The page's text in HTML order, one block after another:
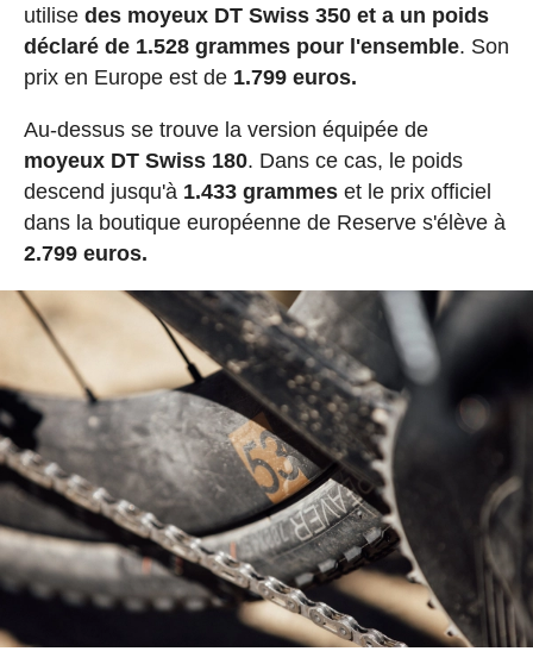
utilise des moyeux DT Swiss 350 et a un poids
déclaré de 1.528 grammes pour l'ensemble. Son
prix en Europe est de 1.799 euros.
Au-dessus se trouve la version équipée de
moyeux DT Swiss 180. Dans ce cas, le poids
descend jusqu'à 1.433 grammeset le prix officiel
dans la boutique européenne de Reserve s'élève à
2.799 euros.